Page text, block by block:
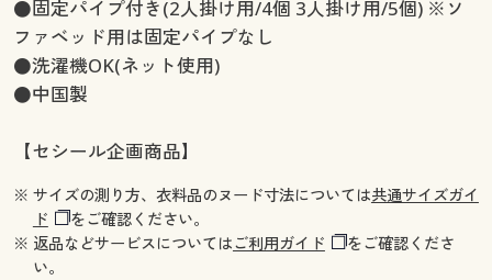
●固定パイプ付き(2人掛け用/4個 3人掛け用/5個) ※ソ
ファベッド用は固定パイプなし
●洗濯機OK(ネット使用)
●中国製
【セシール企画商品】
※ サイズの測り方、衣料品のヌード寸法については共通サイズガイ
ド
をご確認ください。
※ 返品などサービスについてはご利用ガイド
をご確認くださ
い。